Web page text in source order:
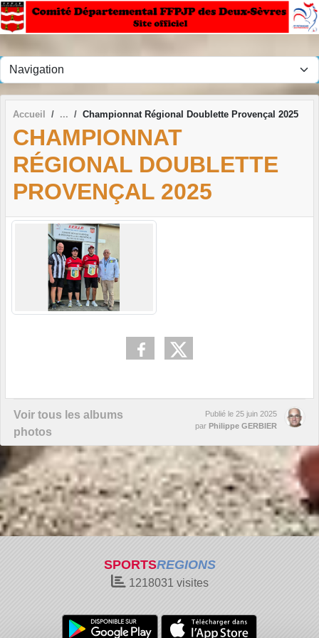
Accueil Championnat Régional Doublette Provençal 2025
CHAMPIONNAT
RÉGIONAL DOUBLETTE
PROVENÇAL 2025
Voir tous les albums
photos
Publié le 25 juin 2025
par Philippe GERBIER
SPORTSREGIONS
1218031 visites
Panneau de gestion des cookies